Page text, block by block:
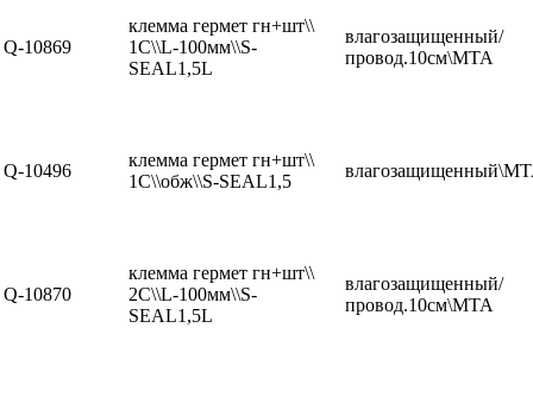
Q-10869
клемма гермет гн+шт\\
1C\\L-100мм\\S-
SEAL1,5L
влагозащищенный/
провод.10см\MTA
Q-10496
клемма гермет гн+шт\\
1C\\обж\\S-SEAL1,5
Q-10870
клемма гермет гн+шт\\
2C\\L-100мм\\S-
SEAL1,5L
влагозащищенный/
провод.10см\MTA